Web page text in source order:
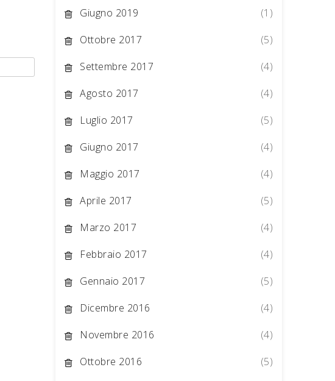
Giugno 2019
(1)
Ottobre 2017
(5)
Settembre 2017
(4)
Agosto 2017
(4)
Luglio 2017
(5)
Giugno 2017
(4)
Maggio 2017
(4)
Aprile 2017
(5)
Marzo 2017
(4)
Febbraio 2017
(4)
Gennaio 2017
(5)
Dicembre 2016
(4)
Novembre 2016
(4)
Ottobre 2016
(5)